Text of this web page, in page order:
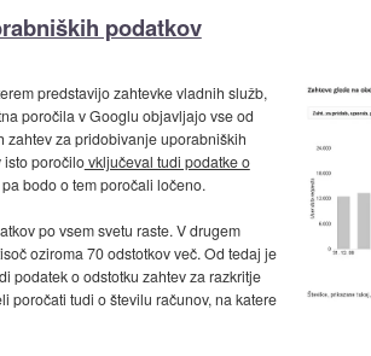
podatkov
predstavijo zahtevke vladnih služb,
poročila v Googlu objavljajo vse od
za pridobivanje uporabniških
isto poročilovključeval tudi podatke o
bodo o tem poročali ločeno.
po vsem svetu raste. V drugem
oziroma 70 odstotkov več. Od tedaj je
podatek o odstotku zahtev za razkritje
poročati tudi o številu računov, na katere